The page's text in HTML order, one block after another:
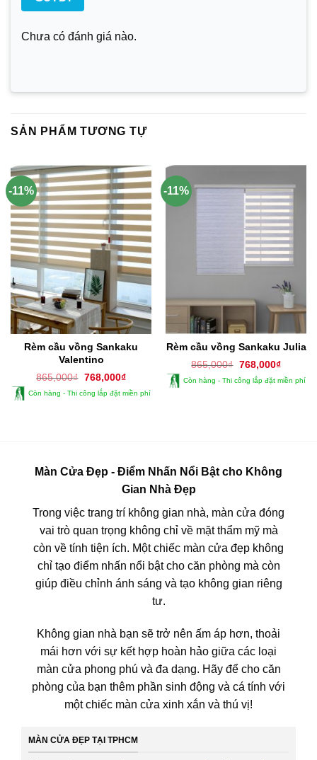
Chưa có đánh giá nào.
SẢN PHẨM TƯƠNG TỰ
-11%
Rèm cầu vồng Sankaku
Valentino
865,000₫ Giá
là:
768,000₫Giá
tại
Còn hàng - Thi công lắp đặt miền phí
-11%
Rèm cầu vồng Sankaku Julia
865,000₫ Giá
là:
768,000₫Giá
tại
Còn hàng - Thi công lắp đặt miền phí
Màn Cửa Đẹp - Điểm Nhấn Nổi Bật cho Không
Gian Nhà Đẹp
Trong việc trang trí không gian nhà, màn cửa đóng
vai trò quan trọng không chỉ về mặt thẩm mỹ mà
còn về tính tiện ích. Một chiếc màn cửa đẹp không
chỉ tạo điểm nhấn nổi bật cho căn phòng mà còn
giúp điều chỉnh ánh sáng và tạo không gian riêng
tư.
Không gian nhà bạn sẽ trở nên ấm áp hơn, thoải
mái hơn với sự kết hợp hoàn hảo giữa các loại
màn cửa phong phú và đa dạng. Hãy để cho căn
phòng của bạn thêm phần sinh động và cá tính với
một chiếc màn cửa xinh xắn và thú vị!
MÀN CỬA ĐẸP TẠI TPHCM